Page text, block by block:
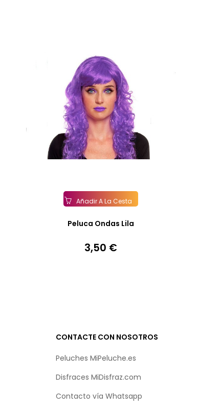
Añadir A La Cesta
Peluca Ondas Lila
Precio
3,50 €
CONTACTE CON NOSOTROS
Peluches MiPeluche.es
Disfraces MiDisfraz.com
Contacto vía Whatsapp